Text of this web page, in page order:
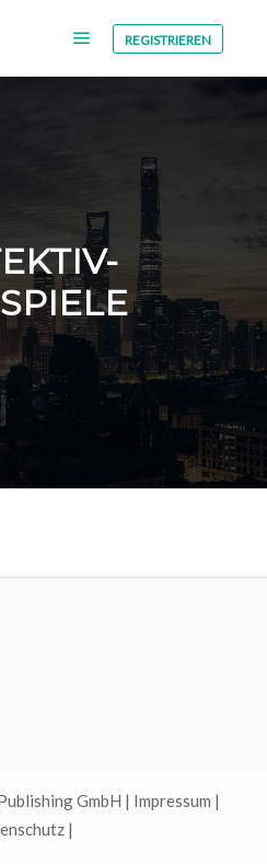
REGISTRIEREN
GmbH | Impressum |
|